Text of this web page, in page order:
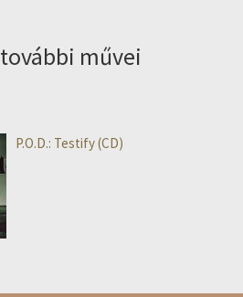
további művei
P.O.D.: Testify (CD)